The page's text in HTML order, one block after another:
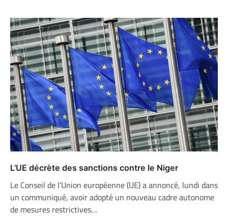
L’UE décrète des sanctions contre le Niger
Le Conseil de l’Union européenne (UE) a annoncé, lundi dans
un communiqué, avoir adopté un nouveau cadre autonome
de mesures restrictives…